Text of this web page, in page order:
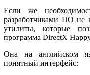
Если же
разработчиками ПО не
утилиты, которые
программа DirectX
Она на английском
понятный интерфейс: